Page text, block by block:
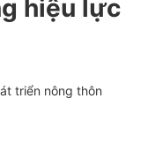
hiệu lực
triển nông thôn